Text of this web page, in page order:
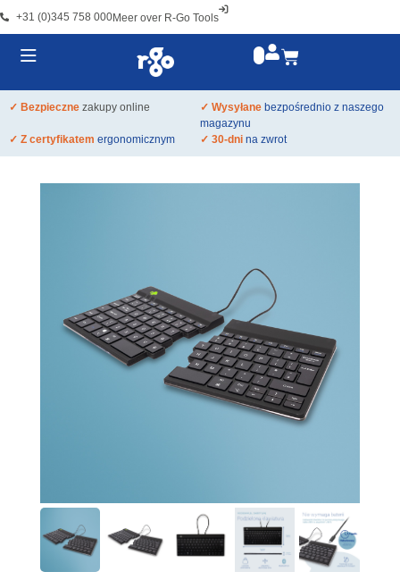
+31 (0)345 758 000Meer over R-Go Tools
✓ Bezpieczne zakupy online ✓ Wysyłane bezpośrednio z naszego
magazynu
✓ Z certyfikatem ergonomicznym ✓ 30-dni na zwrot